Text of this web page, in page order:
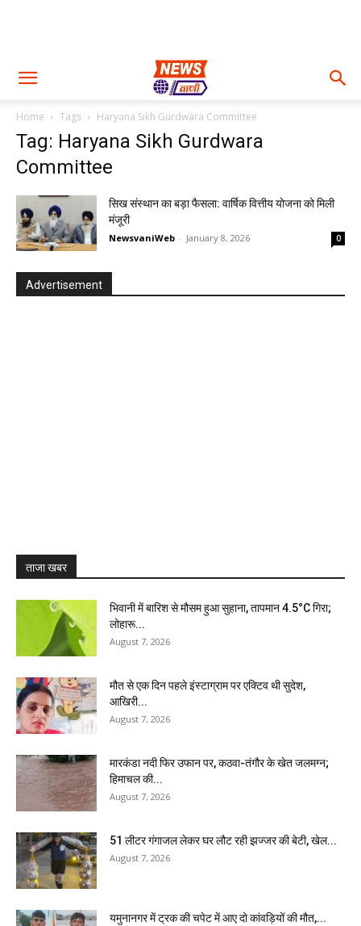
Home Tags Haryana Sikh Gurdwara Committee
Tag: Haryana Sikh Gurdwara
Committee
सिख संस्थान का बड़ा फैसला: वार्षिक वित्तीय योजना को मिली
मंजूरी
NewsvaniWeb - January 8, 2026 0
Advertisement
ताजा खबर
भिवानी में बारिश से मौसम हुआ सुहाना, तापमान 4.5°C गिरा;
लोहारू...
August 7, 2026
मौत से एक दिन पहले इंस्टाग्राम पर एक्टिव थी सुदेश,
आखिरी...
August 7, 2026
मारकंडा नदी फिर उफान पर, कठवा-तंगौर के खेत जलमग्न;
हिमाचल की...
August 7, 2026
51 लीटर गंगाजल लेकर घर लौट रही झज्जर की बेटी, खेल...
August 7, 2026
यमुनानगर में ट्रक की चपेट में आए दो कांवड़ियों की मौत,...